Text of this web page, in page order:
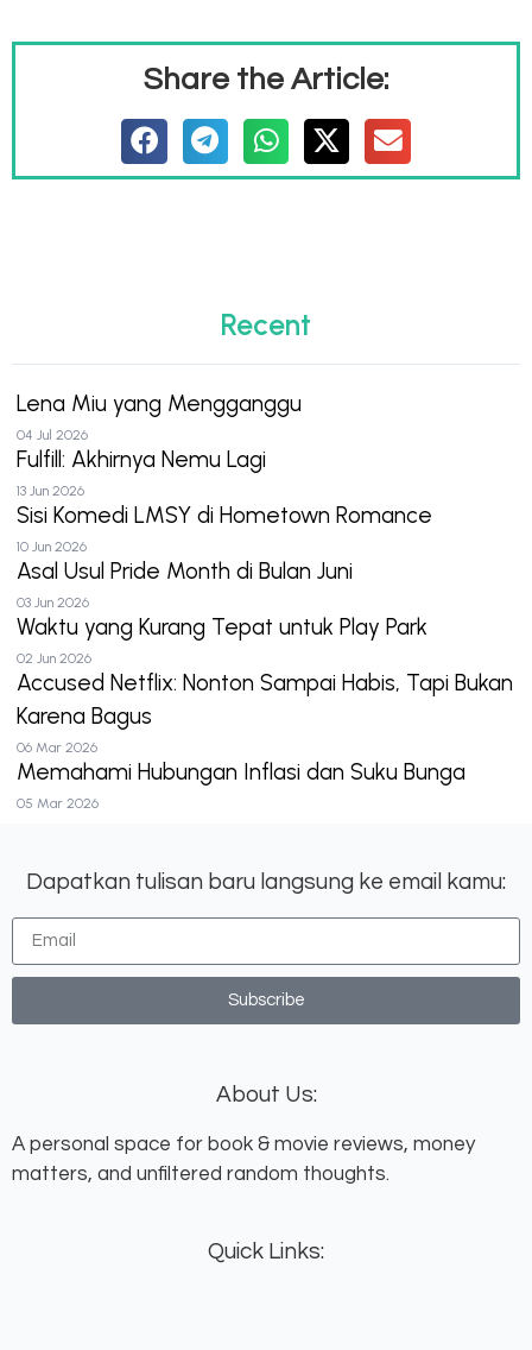
Share the Article:
Recent
Lena Miu yang Mengganggu
04 Jul 2026
Fulfill: Akhirnya Nemu Lagi
13 Jun 2026
Sisi Komedi LMSY di Hometown Romance
10 Jun 2026
Asal Usul Pride Month di Bulan Juni
03 Jun 2026
Waktu yang Kurang Tepat untuk Play Park
02 Jun 2026
Accused Netflix: Nonton Sampai Habis, Tapi Bukan
Karena Bagus
06 Mar 2026
Memahami Hubungan Inflasi dan Suku Bunga
05 Mar 2026
Dapatkan tulisan baru langsung ke email kamu:
Subscribe
About Us:
A personal space for book & movie reviews, money
matters, and unfiltered random thoughts.
Quick Links: